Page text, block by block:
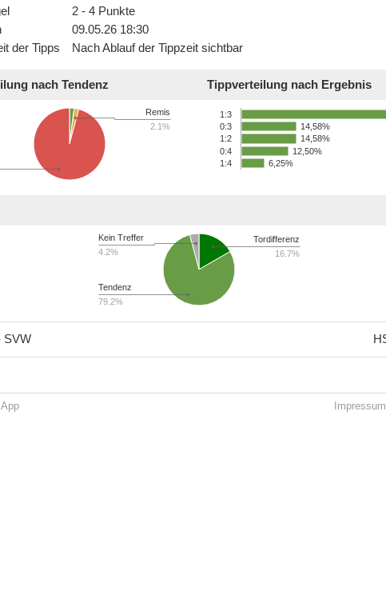
2 - 4 Punkte
09.05.26 18:30
der Tipps
Nach Ablauf der Tippzeit sichtbar
nach Tendenz
Remis
2.1%
Tippverteilung nach Ergebnis
1:3
0:3
1:2
0:4
1:4
14,58%
14,58%
12,50%
6,25%
Tordifferenz
16.7%
Tendenz
79.2%
Kein Treffer
4.2%
SVW
App Impressum